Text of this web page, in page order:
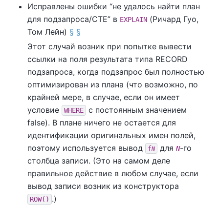
Исправлены ошибки “не удалось найти план
для подзапроса/CTE” в EXPLAIN (Ричард Гуо,
Том Лейн) § §
Этот случай возник при попытке вывести
ссылки на поля результата типа RECORD
подзапроса, когда подзапрос был полностью
оптимизирован из плана (что возможно, по
крайней мере, в случае, если он имеет
условие
WHERE
с постоянным значением
false). В плане ничего не остается для
идентификации оригинальных имен полей,
поэтому используется вывод
fN для N-го
столбца записи. (Это на самом деле
правильное действие в любом случае, если
вывод записи возник из конструктора
ROW() .)